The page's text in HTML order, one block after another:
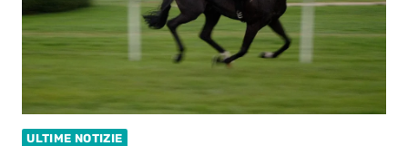
ULTIME NOTIZIE